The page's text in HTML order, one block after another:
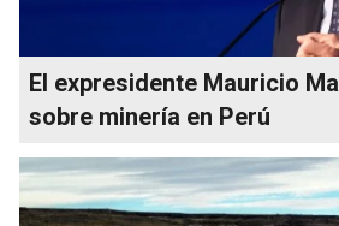
El expresidente Mauricio
sobre minería en Perú